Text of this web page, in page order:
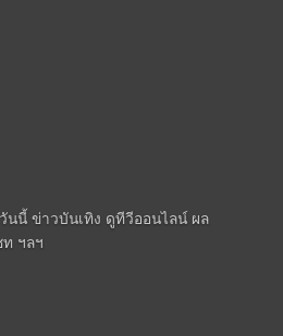
นนี้ ข่าวบันเทิง ดูทีวีออนไลน์ ผล
ฯลฯ